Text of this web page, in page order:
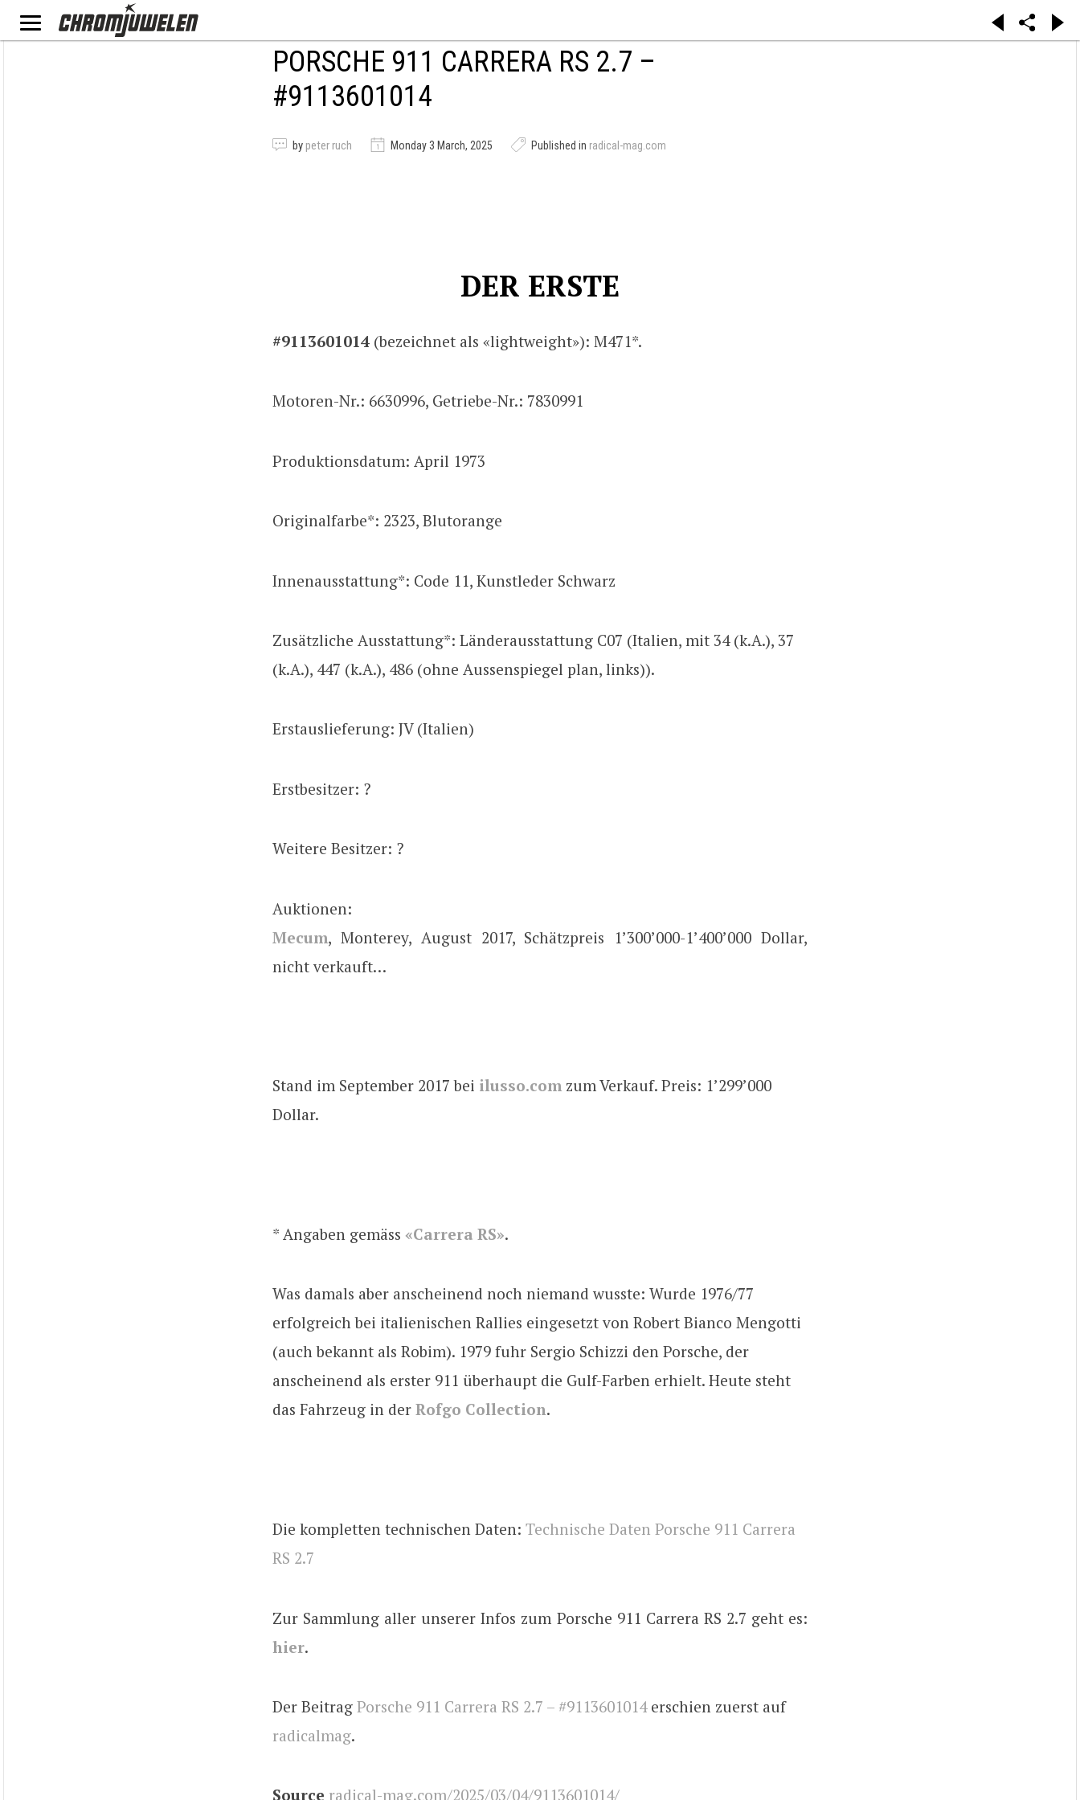
PORSCHE 911 CARRERA RS 2.7 –
#9113601014
by peter ruch Monday 3 March, 2025 Published in radical-mag.com
DER ERSTE
#9113601014 (bezeichnet als «lightweight»): M471*.
Motoren-Nr.: 6630996, Getriebe-Nr.: 7830991
Produktionsdatum: April 1973
Originalfarbe*: 2323, Blutorange
Innenausstattung*: Code 11, Kunstleder Schwarz
Zusätzliche Ausstattung*: Länderausstattung C07 (Italien, mit 34 (k.A.), 37
(k.A.), 447 (k.A.), 486 (ohne Aussenspiegel plan, links)).
Erstauslieferung: JV (Italien)
Erstbesitzer: ?
Weitere Besitzer: ?
Auktionen:
Mecum, Monterey, August 2017, Schätzpreis 1’300’000-1’400’000 Dollar,
nicht verkauft…
Stand im September 2017 bei ilusso.com zum Verkauf. Preis: 1’299’000
Dollar.
* Angaben gemäss «Carrera RS».
Was damals aber anscheinend noch niemand wusste: Wurde 1976/77
erfolgreich bei italienischen Rallies eingesetzt von Robert Bianco Mengotti
(auch bekannt als Robim). 1979 fuhr Sergio Schizzi den Porsche, der
anscheinend als erster 911 überhaupt die Gulf-Farben erhielt. Heute steht
das Fahrzeug in der Rofgo Collection.
Die kompletten technischen Daten: Technische Daten Porsche 911 Carrera
RS 2.7
Zur Sammlung aller unserer Infos zum Porsche 911 Carrera RS 2.7 geht es:
hier.
Der Beitrag Porsche 911 Carrera RS 2.7 – #9113601014erschien zuerst auf
radicalmag.
Source radical-mag.com/2025/03/04/9113601014/